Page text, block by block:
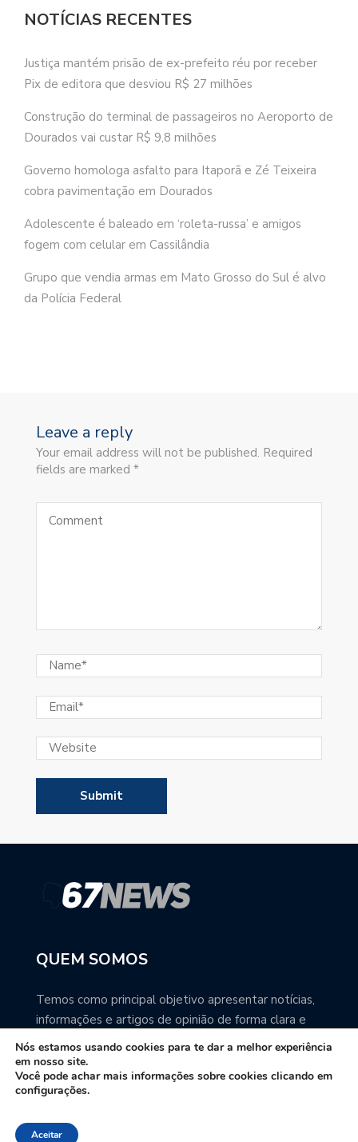
NOTÍCIAS RECENTES
Justiça mantém prisão de ex-prefeito réu por receber
Pix de editora que desviou R$ 27 milhões
Construção do terminal de passageiros no Aeroporto de
Dourados vai custar R$ 9,8 milhões
Governo homologa asfalto para Itaporã e Zé Teixeira
cobra pavimentação em Dourados
Adolescente é baleado em ‘roleta-russa’ e amigos
fogem com celular em Cassilândia
Grupo que vendia armas em Mato Grosso do Sul é alvo
da Polícia Federal
Leave a reply
Your email address will not be published. Required
fields are marked *
QUEM SOMOS
Temos como principal objetivo apresentar notícias,
informações e artigos de opinião de forma clara e
precisa. Você pode ter a total certeza que o
67NEWS é uma excelente fonte de informação
sobre Mato Grosso do Sul.
Nós estamos usando cookies para te dar a melhor experiência
em nosso site.
Você pode achar mais informações sobre cookies clicando em
configurações.
Aceitar